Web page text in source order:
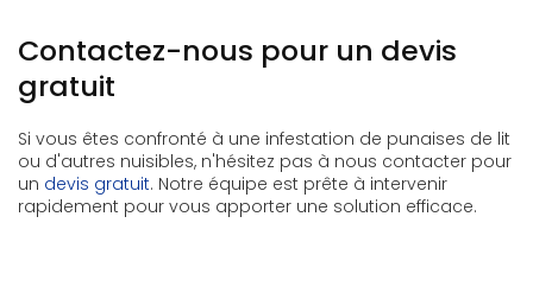
Contactez-nous pour un devis
gratuit
Si vous êtes confronté à une infestation de punaises de lit
ou d'autres nuisibles, n'hésitez pas à nous contacter pour
un devis gratuit. Notre équipe est prête à intervenir
rapidement pour vous apporter une solution efficace.